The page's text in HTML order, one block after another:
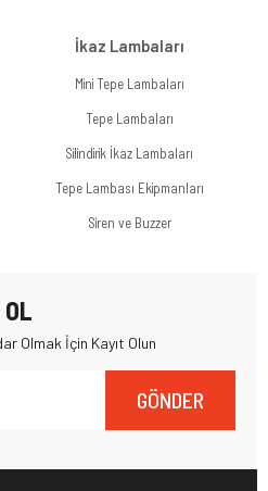
İkaz Lambaları
Mini Tepe Lambaları
Tepe Lambaları
Silindirik İkaz Lambaları
Tepe Lambası Ekipmanları
Siren ve Buzzer
Olmak İçin Kayıt Olun
GÖNDER